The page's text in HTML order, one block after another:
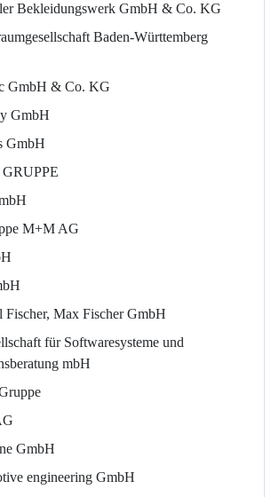
Bekleidungswerk GmbH & Co. KG
Baden-Württemberg
GmbH & Co. KG
GmbH
GmbH
M+M AG
Fischer, Max Fischer GmbH
für Softwaresysteme und
mbH
GmbH
engineering GmbH